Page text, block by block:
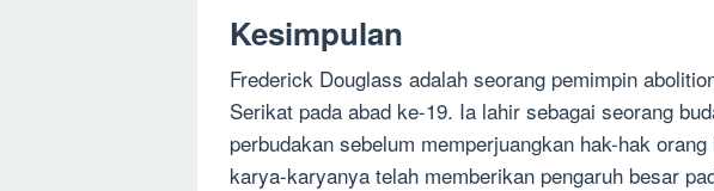
Kesimpulan
Frederick Douglass adalah seorang pemimpin
Serikat pada abad ke-19. Ia lahir sebagai seorang
perbudakan sebelum memperjuangkan hak-hak
karya-karyanya telah memberikan pengaruh besar